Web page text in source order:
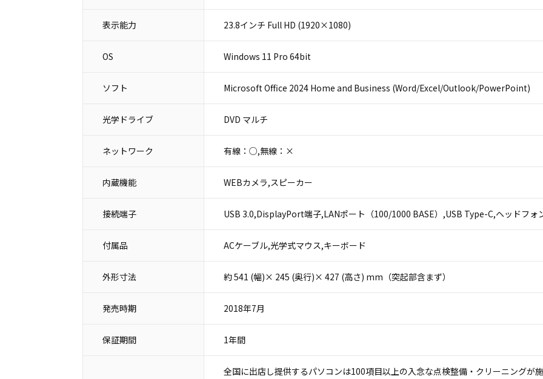
表示能力 23.8インチ Full HD (1920×1080)
OS Windows 11 Pro 64bit
ソフト Microsoft Office 2024 Home and Business (Word/Excel/Outlook/PowerPoint)
光学ドライブ DVD マルチ
ネットワーク 有線：○,無線：×
内蔵機能 WEBカメラ,スピーカー
接続端子 USB 3.0,DisplayPort端子,LANポート（100/1000 BASE）,USB Type-C,ヘッドフォ
付属品 ACケーブル,光学式マウス,キーボード
外形寸法 約 541 (幅)× 245 (奥行)× 427 (高さ) mm（突起部含まず）
発売時期 2018年7月
保証期間 1年間
全国に出店し提供するパソコンは100項目以上の入念な点検整備・クリーニングが施